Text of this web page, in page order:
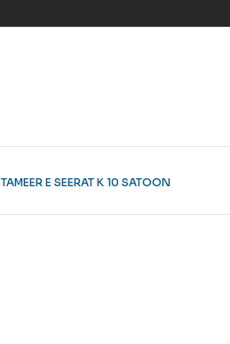
TAMEER E SEERAT K 10 SATOON